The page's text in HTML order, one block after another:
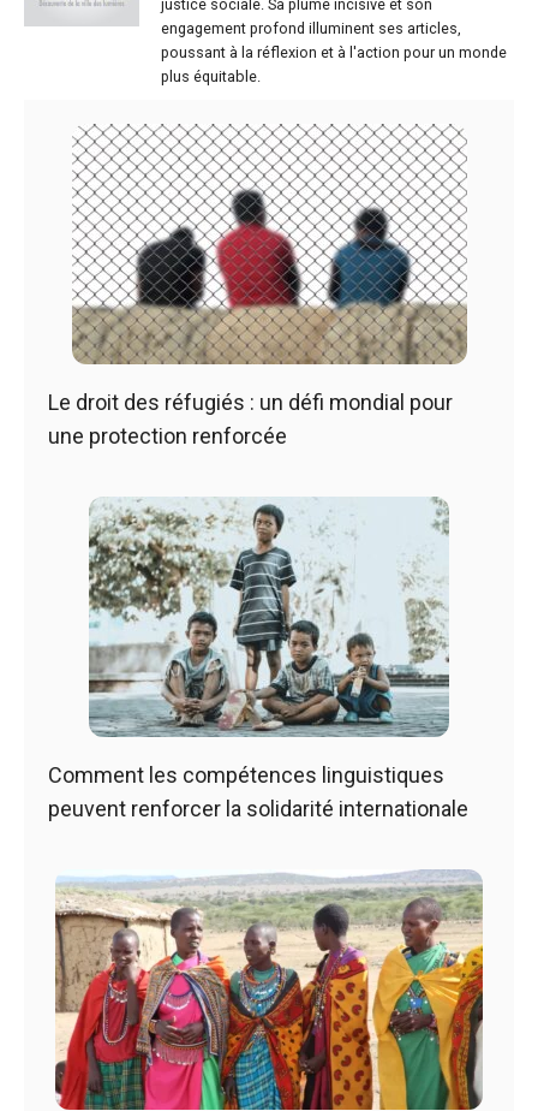
justice sociale. Sa plume incisive et son
engagement profond illuminent ses articles,
poussant à la réflexion et à l'action pour un monde
plus équitable.
Le droit des réfugiés : un défi mondial pour
une protection renforcée
Comment les compétences linguistiques
peuvent renforcer la solidarité internationale